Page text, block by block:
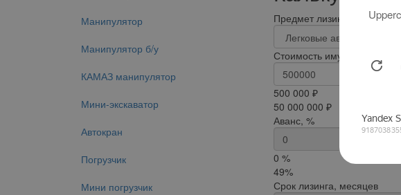
Манипулятор
Манипулятор б/у
КАМАЗ манипулятор
Мини-экскаватор
Автокран
Погрузчик
Мини погрузчик
Предмет лизинга
Стоимость имущества,
500 000 ₽
50 000 000 ₽
Аванс, %
0 %
49%
Срок лизинга, месяцев